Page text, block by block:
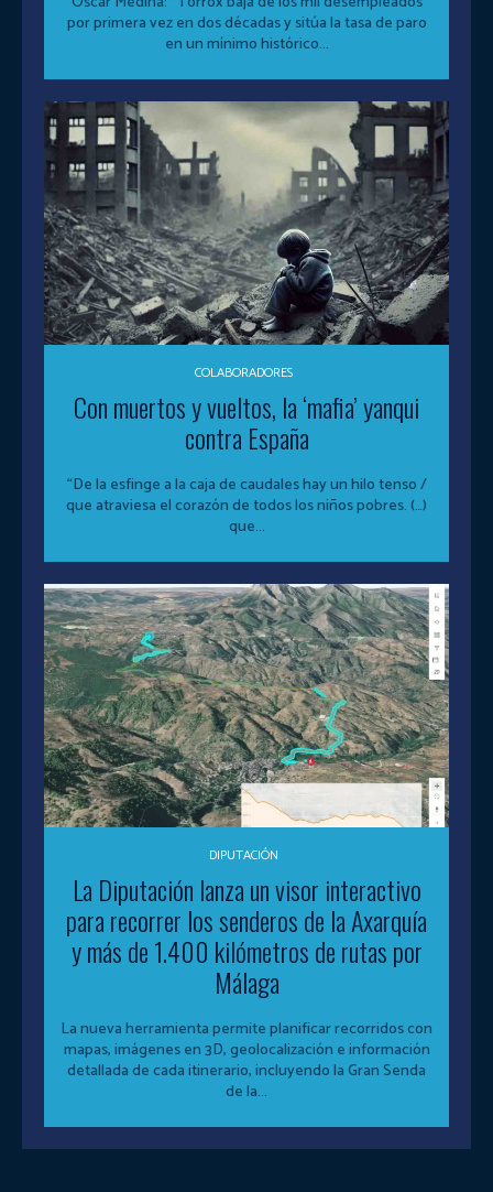
por primera vez en dos décadas y sitúa la tasa de paro
en un mínimo histórico...
COLABORADORES
Con muertos y vueltos, la ‘mafia’ yanqui
contra España
“De la esfinge a la caja de caudales hay un hilo tenso /
que atraviesa el corazón de todos los niños pobres. (…)
que...
DIPUTACIÓN
La Diputación lanza un visor interactivo
para recorrer los senderos de la Axarquía
y más de 1.400 kilómetros de rutas por
Málaga
La nueva herramienta permite planificar recorridos con
mapas, imágenes en 3D, geolocalización e información
detallada de cada itinerario, incluyendo la Gran Senda
de la...